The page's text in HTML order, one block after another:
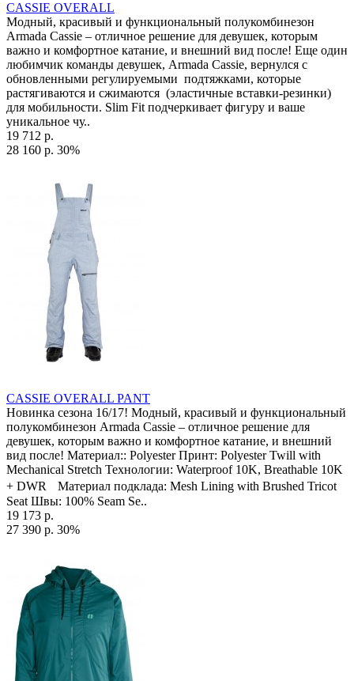
CASSIE OVERALL
Модный, красивый и функциональный полукомбинезон
Armada Cassie – отличное решение для девушек, которым
важно и комфортное катание, и внешний вид после! Еще один
любимчик команды девушек, Armada Cassie, вернулся с
обновленными регулируемыми подтяжками, которые
растягиваются и сжимаются (эластичные вставки-резинки)
для мобильности. Slim Fit подчеркивает фигуру и ваше
уникальное чу..
19 712 р.
28 160 р. 30%
CASSIE OVERALL PANT
Новинка сезона 16/17! Модный, красивый и функциональный
полукомбинезон Armada Cassie – отличное решение для
девушек, которым важно и комфортное катание, и внешний
вид после! Материал:: Polyester Принт: Polyester Twill with
Mechanical Stretch Технологии: Waterproof 10K, Breathable 10K
+ DWR Материал подклада: Mesh Lining with Brushed Tricot
Seat Швы: 100% Seam Se..
19 173 р.
27 390 р. 30%